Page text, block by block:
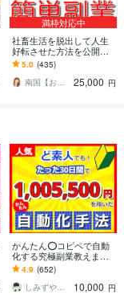
満枠対応中
社畜生活を脱出して人生
好転させた方法を公開し
ます ツールで自動化→底
辺人生から解放されて理
想の生活♪
5.0 (435)
南国【おうち副業で月収100万】
25,000 円
かんたん⭕️コピペで自動
化する究極副業教えます
超ずるい⚠️スキル経験ゼ
ロでもできる新世代の手
法【超入門編】
4.9 (652)
しみずや＠自動化月収100万円
10,000 円